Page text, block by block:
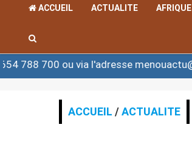
ACCUEIL ACTUALITE
l'adresse menouactu@yahoo.com
ACCUEIL /ACTUALITE